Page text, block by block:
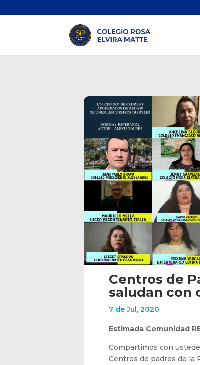
Centros de
saludan con
7 de Jul, 2020
Estimada Comunidad
Compartimos con
Centros de padres de la